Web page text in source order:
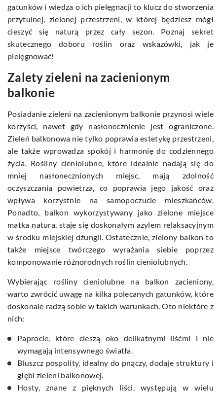
gatunków i wiedza o ich pielęgnacji to klucz do stworzenia
przytulnej, zielonej przestrzeni, w której będziesz mógł
cieszyć się naturą przez cały sezon. Poznaj sekret
skutecznego doboru roślin oraz wskazówki, jak je
pielęgnować!
Zalety zieleni na zacienionym
balkonie
Posiadanie zieleni na zacienionym balkonie przynosi wiele
korzyści, nawet gdy nasłonecznienie jest ograniczone.
Zieleń balkonowa nie tylko poprawia estetykę przestrzeni,
ale także wprowadza spokój i harmonię do codziennego
życia. Rośliny cieniolubne, które idealnie nadają się do
mniej nasłonecznionych miejsc, mają zdolność
oczyszczania powietrza, co poprawia jego jakość oraz
wpływa korzystnie na samopoczucie mieszkańców.
Ponadto, balkon wykorzystywany jako zielone miejsce
matka natura, staje się doskonałym azylem relaksacyjnym
w środku miejskiej dżungli. Ostatecznie, zielony balkon to
także miejsce twórczego wyrażania siebie poprzez
komponowanie różnorodnych roślin cieniolubnych.
Wybierając rośliny cieniolubne na balkon zacieniony,
warto zwrócić uwagę na kilka polecanych gatunków, które
doskonale radzą sobie w takich warunkach. Oto niektóre z
nich:
Paprocie, które cieszą oko delikatnymi liśćmi i nie
wymagają intensywnego światła.
Bluszcz pospolity, idealny do pnączy, dodaje struktury i
głębi zieleni balkonowej.
Hosty, znane z pięknych liści, występują w wielu